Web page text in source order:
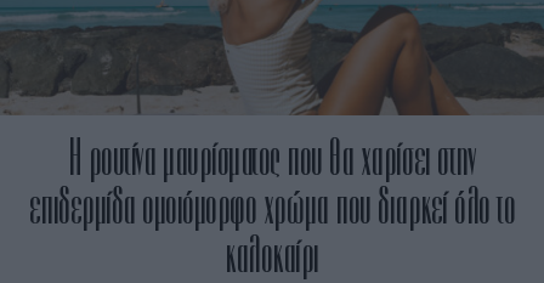
Η ρουτίνα μαυρίσματος που θα χαρίσει στην
επιδερμίδα ομοιόμορφο χρώμα που διαρκεί όλο το
καλοκαίρι